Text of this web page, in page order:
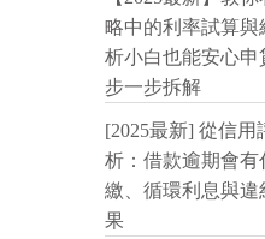
略中的利率試算
析小白也能安心
步一步拆解
[2025最新] 從信
析：借款逾期會有
繳、循環利息與
果